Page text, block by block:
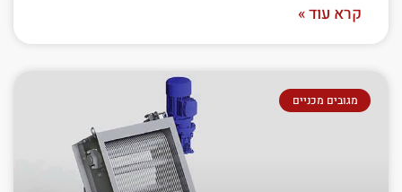
קרא עוד »
מגובים מכניים